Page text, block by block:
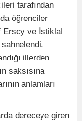
tarafından
öğrenciler
Ersoy ve İstiklal
sahnelendi.
illerden
saksısına
anlamları
dereceye giren